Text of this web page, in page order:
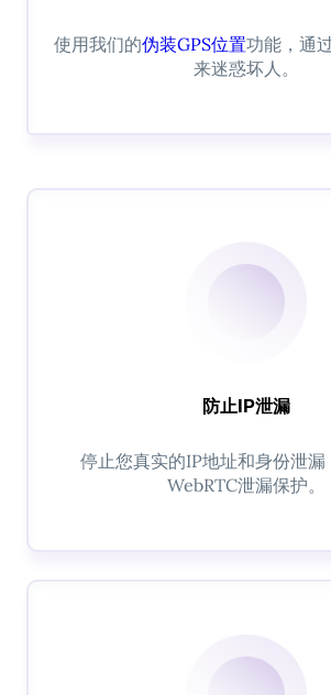
使用我们的伪装GPS位置功能，通
来迷惑坏人。
防止IP泄漏
停止您真实的IP地址和身份泄漏
WebRTC泄漏保护。